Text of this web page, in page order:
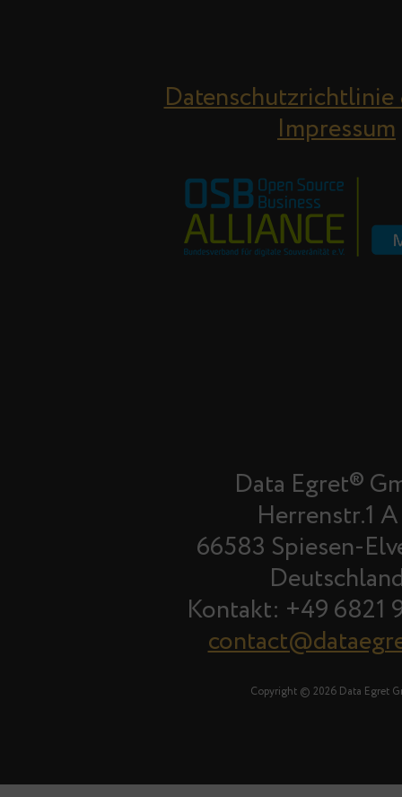
Datenschutzrichtlinie
Impressum
Data Egret®
Herrenstr.1
66583 Spiesen-
Kontakt: +49 6821
Copyright © 2026 Data Egret